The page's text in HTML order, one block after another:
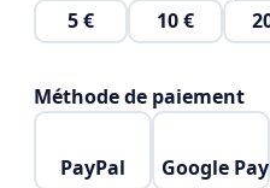
municipal de Saint-
de voter des
ont pour effet de
développer des milieux
de créer des îlots de
5 €
10 €
Méthode de paiement
PayPal Google Pay